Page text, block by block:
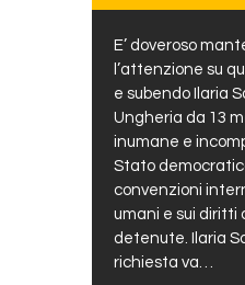
E’ doveroso
l’attenzione su
e subendo Ilaria
Ungheria da 13
inumane e
Stato
convenzioni
umani e sui diritti
detenute. Ilaria
richiesta va…